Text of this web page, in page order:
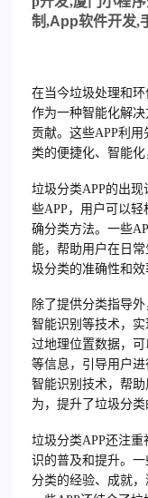
制,App软件开发,
在当今垃圾处理和
作为一种智能化解
贡献。这些APP利
类的便捷化、智能
垃圾分类APP的出
些APP，用户可以
确分类方法。一些
能，帮助用户在日
圾分类的准确性和效
除了提供分类指导
智能识别等技术，
过地理位置数据，
等信息，引导用户
智能识别技术，帮
为，提升了垃圾分类
垃圾分类APP还注
识的普及和提升。
分类的经验、成就，